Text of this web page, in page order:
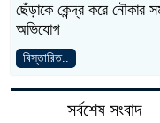
ছেঁড়াকে কেন্দ্র করে নৌকার
অভিযোগ
বিস্তারিত..
সর্বশেষ সংবাদ